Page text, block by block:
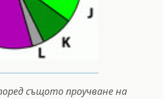
същото проучване на